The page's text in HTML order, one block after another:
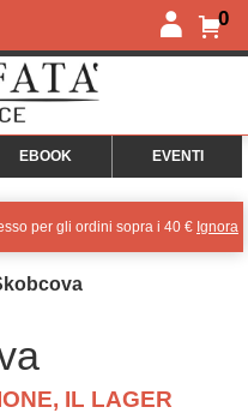
0
EBOOK EVENTI
per gli ordini sopra i 40 € Ignora
IL LAGER